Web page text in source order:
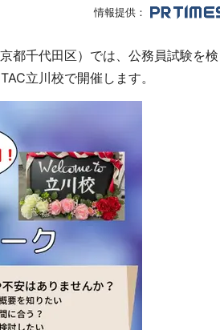
情報提供：
都千代田区）では、公務員試験を検
立川校で開催します。